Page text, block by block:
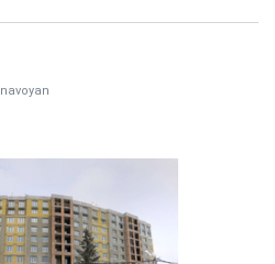
navoyan